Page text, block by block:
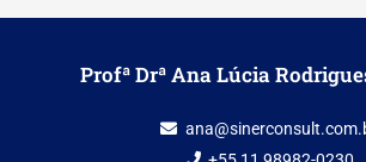
Profª Drª Ana Lúcia